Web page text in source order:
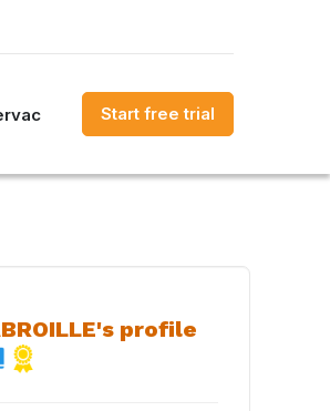
Start free trial
profile